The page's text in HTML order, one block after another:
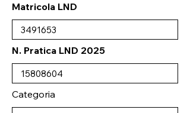
Matricola LND
N. Pratica LND 2025
Categoria